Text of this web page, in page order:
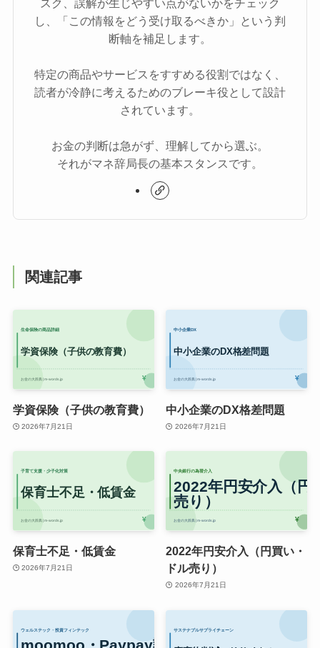
スク、誤解が生じやすい点がないかをチェック
し、「この情報をどう受け取るべきか」という判
断軸を補足します。
特定の商品やサービスをすすめる役割ではなく、
読者が冷静に考えるためのブレーキ役として設計
されています。
お金の判断は急がず、理解してから選ぶ。
それがマネ辞局長の基本スタンスです。
関連記事
学資保険（子供の教育費）
2026年7月21日
中小企業のDX格差問題
2026年7月21日
保育士不足・低賃金
2026年7月21日
2022年円安介入（円買い・
ドル売り）
2026年7月21日